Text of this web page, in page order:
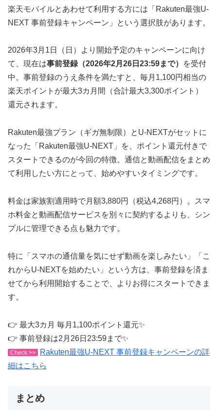
楽天モバイルとあわせて利用する方には「Rakuten最強U-
NEXT 事前登録キャンペーン」という選択肢があります。
2026年3月1日（日）より開始予定のキャンペーンに向け
て、現在は事前登録（2026年2月26日23:59まで）
を受付
中。事前登録のうえ条件を満たすと、毎月1,100円相当の
楽天ポイントが最大3カ月間（合計最大3,300ポイント）
還元されます。
Rakuten最強プラン（ギガ無制限）とU-NEXTがセットに
なった「Rakuten最強U-NEXT」を、ポイント還元付きで
スタートできるのが今回の特徴。通信と動画配信をまとめ
て利用したい方にとって、始めやすいタイミングです。
料金は家族割適用時で月額3,880円（税込4,268円）。スマ
ホ料金と動画配信サービスを別々に契約するよりも、シン
プルに管理できる点も魅力です。
特に「スマホの通信量を気にせず動画を楽しみたい」「こ
れからU-NEXTを始めたい」という方は、事前登録を済ま
せてから利用開始することで、よりお得にスタートできま
す。
👉 最大3カ月 毎月1,100ポイント還元✨
👉 事前登録は2月26日23:59まで✨
Check >>
Rakuten最強U-NEXT 事前登録キャンペーンの詳
細はこちら
まとめ